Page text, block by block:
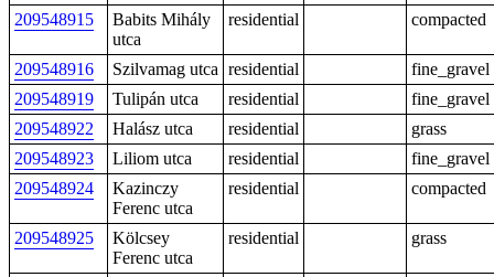
209548915
Babits Mihály
utca
residential compacted
209548916 Szilvamag utca residential
fine_gravel
209548919
Tulipán utca residential
fine_gravel
209548922
Halász utca residential
grass
209548923
Liliom utca residential
fine_gravel
209548924
Kazinczy
Ferenc utca
residential compacted
209548925
Kölcsey
Ferenc utca
residential grass